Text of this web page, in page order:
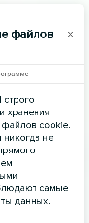
файлов
×
хранения
cookie.
не
самые
данных.